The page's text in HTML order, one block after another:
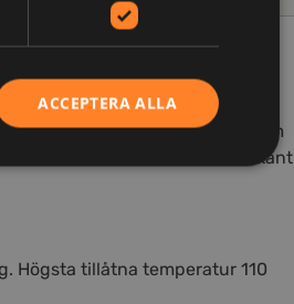
Polyester/bomullsblandning som
med lös nederkant
Högsta tillåtna temperatur 110
ACCEPTERA ALLA